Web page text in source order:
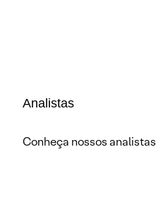
Analistas
Conheça nossos analistas